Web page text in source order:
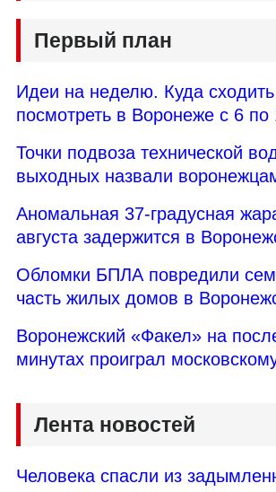
Первый план
Идеи на неделю. Куда
посмотреть в Воронеже с 6 по
Точки подвоза технической
выходных назвали
Аномальная 37-градусная
августа задержится в
Обломки БПЛА повредили
часть жилых домов в
Воронежский «Факел» на
минутах проиграл
Лента новостей
Человека спасли из